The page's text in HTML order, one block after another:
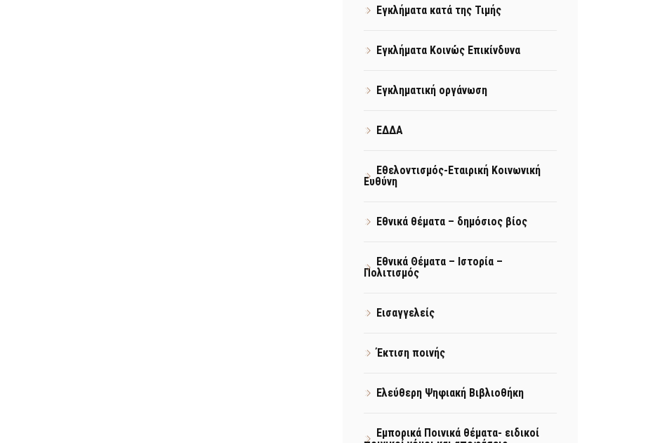
Εγκλήματα κατά της Τιμής
Εγκλήματα Κοινώς Επικίνδυνα
Εγκληματική οργάνωση
ΕΔΔΑ
Εθελοντισμός-Εταιρική Κοινωνική
Ευθύνη
Εθνικά θέματα – δημόσιος βίος
Εθνικά Θέματα – Ιστορία –
Πολιτισμός
Εισαγγελείς
Έκτιση ποινής
Ελεύθερη Ψηφιακή Βιβλιοθήκη
Εμπορικά Ποινικά θέματα- ειδικοί